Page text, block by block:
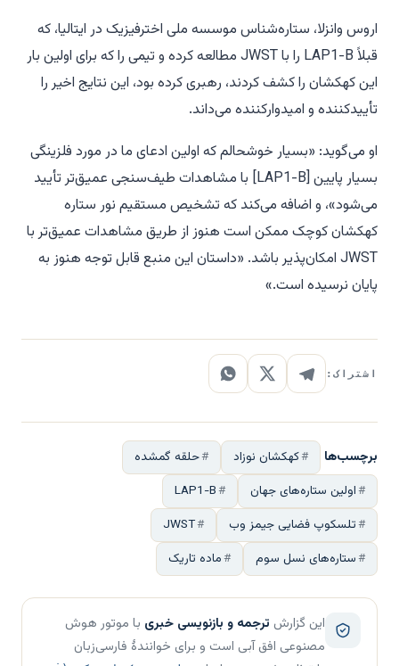
اروس وانزلا، ستاره‌شناس موسسه ملی اخترفیزیک در ایتالیا، که
قبلاً LAP1-B را با JWST مطالعه کرده و تیمی را که برای اولین بار
این کهکشان را کشف کردند، رهبری کرده بود، این نتایج اخیر را
تأییدکننده و امیدوارکننده می‌داند.
او می‌گوید: «بسیار خوشحالم که اولین ادعای ما در مورد فلزینگی
بسیار پایین [LAP1-B] با مشاهدات طیف‌سنجی عمیق‌تر تأیید
می‌شود»، و اضافه می‌کند که تشخیص مستقیم نور ستاره
کهکشان کوچک ممکن است هنوز از طریق مشاهدات عمیق‌تر با
JWST امکان‌پذیر باشد. «داستان این منبع قابل توجه هنوز به
پایان نرسیده است.»
اشتراک:
برچسب‌ها کهکشان نوزاد
حلقه گمشده
اولین ستاره‌های جهان
LAP1-B
تلسکوپ فضایی جیمز وب
JWST
ستاره‌های نسل سوم
ماده تاریک
این گزارش ترجمه و بازنویسی خبری با موتور هوش
مصنوعی افق آبی است و برای خوانندهٔ فارسی‌زبان